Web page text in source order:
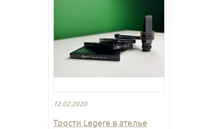
12.02.2020
Трости Legere в ателье